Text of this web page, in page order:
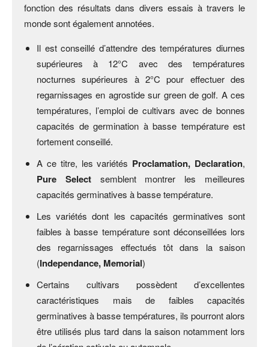
fonction des résultats dans divers essais à travers le
monde sont également annotées.
Il est conseillé d’attendre des températures diurnes
supérieures à 12°C avec des températures
nocturnes supérieures à 2°C pour effectuer des
regarnissages en agrostide sur green de golf. A ces
températures, l’emploi de cultivars avec de bonnes
capacités de germination à basse température est
fortement conseillé.
A ce titre, les variétés Proclamation, Declaration,
Pure Selectsemblent montrer les meilleures
capacités germinatives à basse température.
Les variétés dont les capacités germinatives sont
faibles à basse température sont déconseillées lors
des regarnissages effectués tôt dans la saison
(Independance, Memorial)
Certains cultivars possèdent d’excellentes
caractéristiques mais de faibles capacités
germinatives à basse températures, ils pourront alors
être utilisés plus tard dans la saison notamment lors